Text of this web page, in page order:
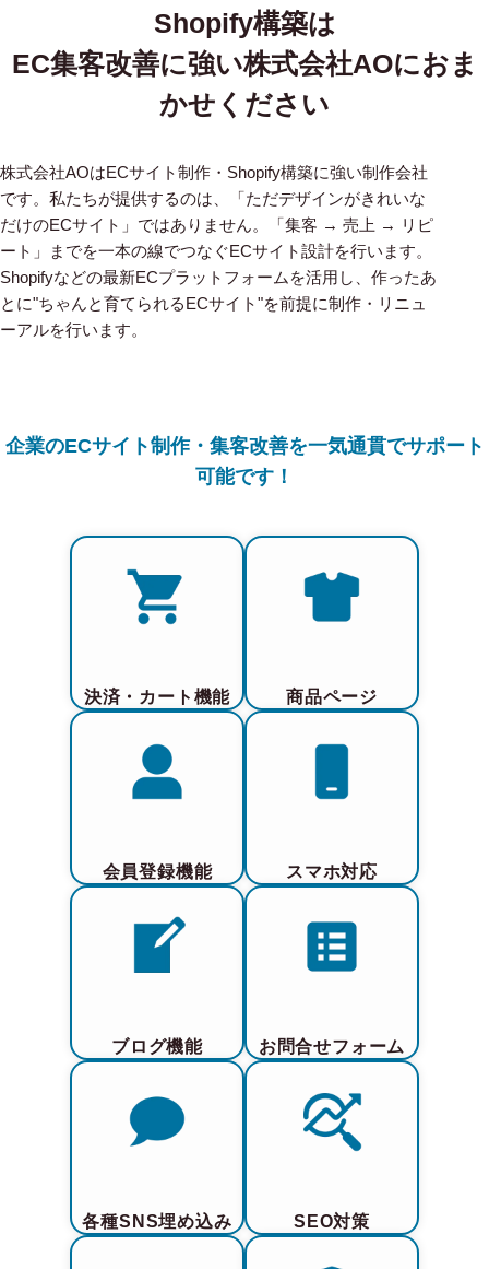
Shopify構築は
EC集客改善に強い株式会社AOにおま
かせください
株式会社AOはECサイト制作・Shopify構築に強い制作会社
です。私たちが提供するのは、「ただデザインがきれいな
だけのECサイト」ではありません。「集客 → 売上 → リピ
ート」までを一本の線でつなぐECサイト設計を行います。
Shopifyなどの最新ECプラットフォームを活用し、作ったあ
とに"ちゃんと育てられるECサイト"を前提に制作・リニュ
ーアルを行います。
企業のECサイト制作・集客改善を一気通貫でサポート
可能です！
決済・カート機能 商品ページ
会員登録機能 スマホ対応
ブログ機能 お問合せフォーム
各種SNS埋め込み SEO対策